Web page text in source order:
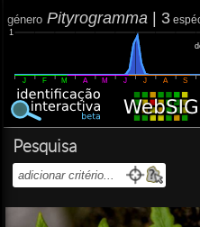
género Pityrogramma 3
1
J F M A M J J A S
Pesquisa